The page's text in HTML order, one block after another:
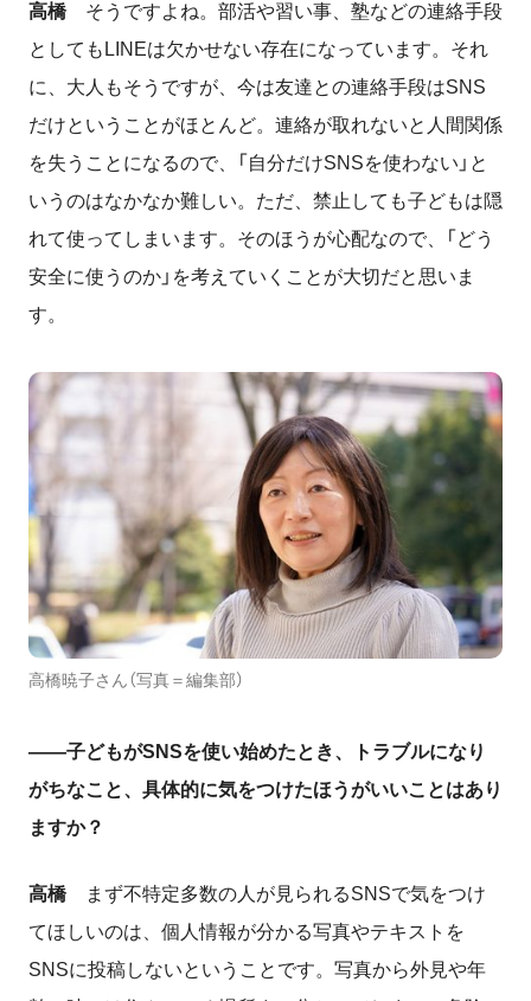
高橋そうですよね。部活や習い事、塾などの連絡手段
としてもLINEは欠かせない存在になっています。それ
に、大人もそうですが、今は友達との連絡手段はSNS
だけということがほとんど。連絡が取れないと人間関係
を失うことになるので、「自分だけSNSを使わない」と
いうのはなかなか難しい。ただ、禁止しても子どもは隠
れて使ってしまいます。そのほうが心配なので、「どう
安全に使うのか」を考えていくことが大切だと思いま
す。
高橋暁子さん（写真＝編集部）
――子どもがSNSを使い始めたとき、トラブルになり
がちなこと、具体的に気をつけたほうがいいことはあり
ますか？
高橋まず不特定多数の人が見られるSNSで気をつけ
てほしいのは、個人情報が分かる写真やテキストを
SNSに投稿しないということです。写真から外見や年